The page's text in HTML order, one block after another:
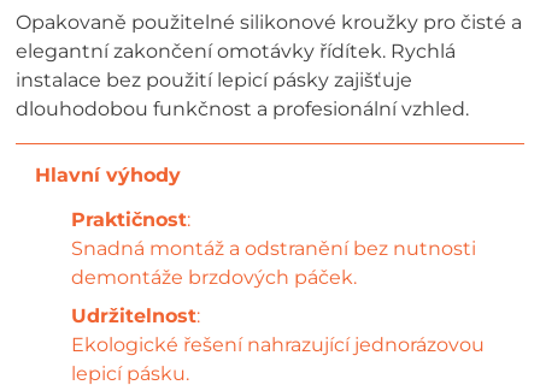
Opakovaně použitelné silikonové kroužky pro čisté a
elegantní zakončení omotávky řídítek. Rychlá
instalace bez použití lepicí pásky zajišťuje
dlouhodobou funkčnost a profesionální vzhled.
Praktičnost:
Snadná montáž a odstranění bez nutnosti
demontáže brzdových páček.
Udržitelnost:
Ekologické řešení nahrazující jednorázovou
lepicí pásku.